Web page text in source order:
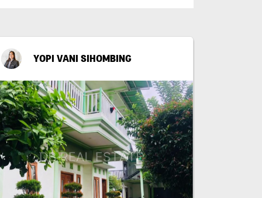
YOPI VANI SIHOMBING